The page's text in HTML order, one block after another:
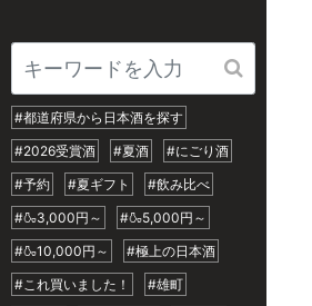
#都道府県から日本酒を探す
#2026受賞酒
#夏酒
#にごり酒
#予約
#夏ギフト
#飲み比べ
#🍶3,000円～
#🍶5,000円～
#🍶10,000円～
#極上の日本酒
#これ買いました！
#雄町